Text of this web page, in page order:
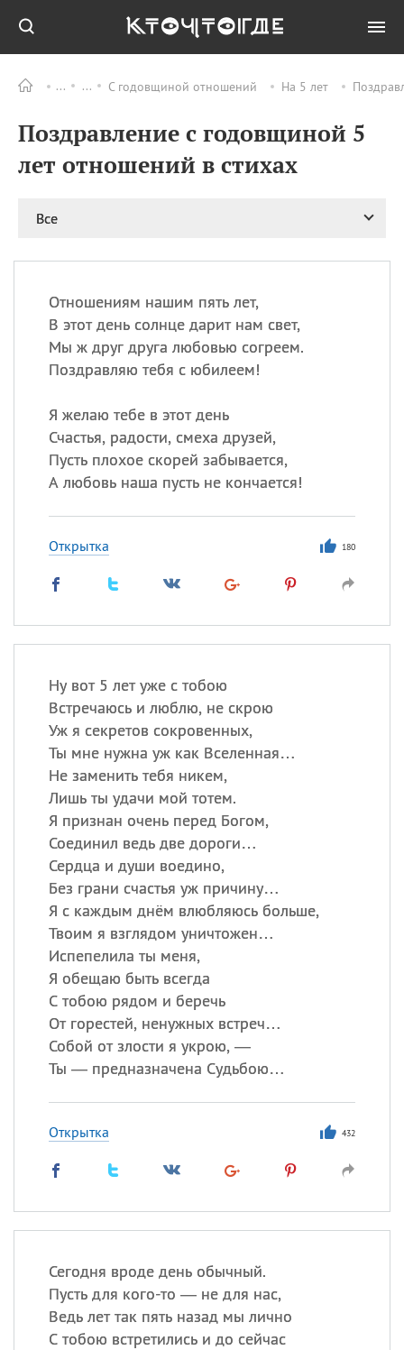
С годовщиной отношений На 5 лет
Поздравление с годовщиной 5
лет отношений в стихах
Все
Отношениям нашим пять лет,
В этот день солнце дарит нам свет,
Мы ж друг друга любовью согреем.
Поздравляю тебя с юбилеем!
Я желаю тебе в этот день
Счастья, радости, смеха друзей,
Пусть плохое скорей забывается,
А любовь наша пусть не кончается!
Открытка 180
Ну вот 5 лет уже с тобою
Встречаюсь и люблю, не скрою
Уж я секретов сокровенных,
Ты мне нужна уж как Вселенная…
Не заменить тебя никем,
Лишь ты удачи мой тотем.
Я признан очень перед Богом,
Соединил ведь две дороги…
Сердца и души воедино,
Без грани счастья уж причину…
Я с каждым днём влюбляюсь больше,
Твоим я взглядом уничтожен…
Испепелила ты меня,
Я обещаю быть всегда
С тобою рядом и беречь
От горестей, ненужных встреч…
Собой от злости я укрою, —
Ты — предназначена Судьбою…
Открытка 432
Сегодня вроде день обычный.
Пусть для кого-то — не для нас,
Ведь лет так пять назад мы лично
С тобою встретились и до сейчас
ПРАЗДНИКИ Все
09.08 День памяти жертв
атомной
бомбардировки
день
рисового пудинга
09.08 День Дымняшки
(Smokey Bear Day)
Сегодня празднуют именины
Сергей , Теодор,